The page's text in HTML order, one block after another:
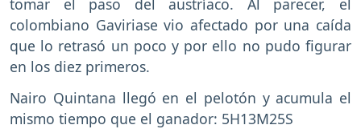
tomar el paso del austríaco. Al parecer, el
colombiano Gaviriase vio afectado por una caída
que lo retrasó un poco y por ello no pudo figurar
en los diez primeros.
Nairo Quintana llegó en el pelotón y acumula el
mismo tiempo que el ganador: 5H13M25S